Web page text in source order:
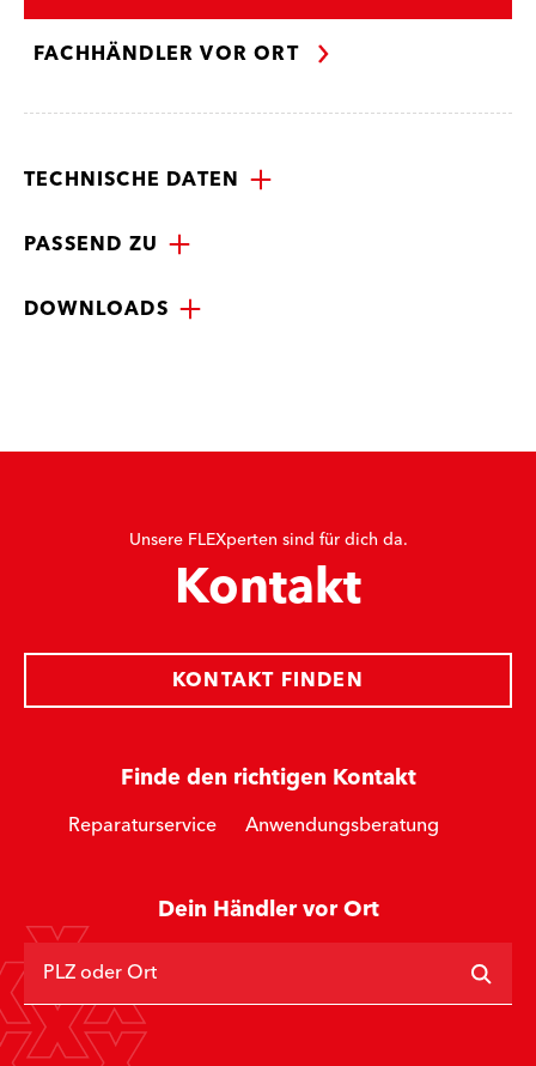
FACHHÄNDLER VOR ORT
TECHNISCHE DATEN
PASSEND ZU
DOWNLOADS
Unsere FLEXperten sind für dich da.
Kontakt
Finde den richtigen Kontakt
Reparaturservice Anwendungsberatung
KONTAKT FINDEN
Dein Händler vor Ort
PLZ oder Ort